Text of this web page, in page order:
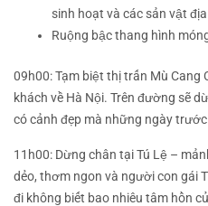
sinh hoạt và các sản vật
Ruộng bậc thang hình
09h00:Tạm biệt thị trấn Mù Cang
khách về Hà Nội. Trên đường sẽ
có cảnh đẹp mà những ngày
11h00: Dừng chân tại Tú Lệ –
dẻo, thơm ngon và người con gái
đi không biết bao nhiêu tâm hồn